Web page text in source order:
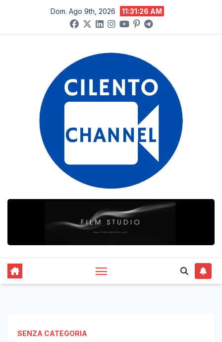
contenuto
Dom. Ago 9th, 2026 11:31:27 AM
SENZA CATEGORIA